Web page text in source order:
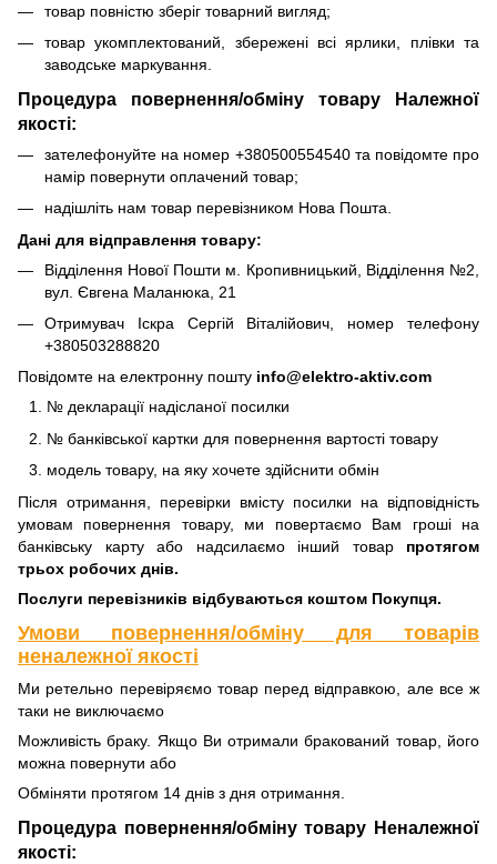
товар повністю зберіг товарний вигляд;
товар укомплектований, збережені всі ярлики, плівки та
заводське маркування.
Процедура повернення/обміну товару Належної
якості:
зателефонуйте на номер +380500554540 та повідомте про
намір повернути оплачений товар;
надішліть нам товар перевізником Нова Пошта.
Дані для відправлення товару:
Відділення Нової Пошти м. Кропивницький, Відділення №2,
вул. Євгена Маланюка, 21
Отримувач Іскра Сергій Віталійович, номер телефону
+380503288820
Повідомте на електронну пошту info@elektro-aktiv.com
№ декларації надісланої посилки
№ банківської картки для повернення вартості товару
модель товару, на яку хочете здійснити обмін
Після отримання, перевірки вмісту посилки на відповідність
умовам повернення товару, ми повертаємо Вам гроші на
банківську карту або надсилаємо інший товар протягом
трьох робочих днів.
Послуги перевізників відбуваються коштом Покупця.
Умови повернення/обміну для товарів
неналежної якості
Ми ретельно перевіряємо товар перед відправкою, але все ж
таки не виключаємо
Можливість браку. Якщо Ви отримали бракований товар, його
можна повернути або
Обміняти протягом 14 днів з дня отримання.
Процедура повернення/обміну товару Неналежної
якості: